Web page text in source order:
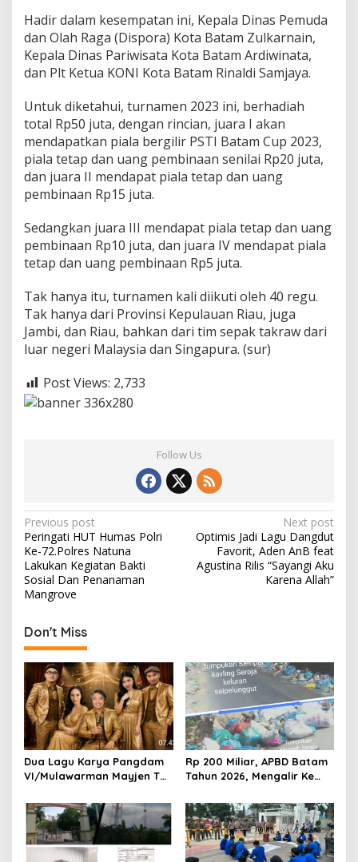
Hadir dalam kesempatan ini, Kepala Dinas Pemuda
dan Olah Raga (Dispora) Kota Batam Zulkarnain,
Kepala Dinas Pariwisata Kota Batam Ardiwinata,
dan Plt Ketua KONI Kota Batam Rinaldi Samjaya.
Untuk diketahui, turnamen 2023 ini, berhadiah
total Rp50 juta, dengan rincian, juara I akan
mendapatkan piala bergilir PSTI Batam Cup 2023,
piala tetap dan uang pembinaan senilai Rp20 juta,
dan juara II mendapat piala tetap dan uang
pembinaan Rp15 juta.
Sedangkan juara III mendapat piala tetap dan uang
pembinaan Rp10 juta, dan juara IV mendapat piala
tetap dan uang pembinaan Rp5 juta.
Tak hanya itu, turnamen kali diikuti oleh 40 regu.
Tak hanya dari Provinsi Kepulauan Riau, juga
Jambi, dan Riau, bahkan dari tim sepak takraw dari
luar negeri Malaysia dan Singapura. (sur)
Post Views: 2,733
Follow Us
P
o
s
t
a
v
i
g
a
t
i
n
Previous post
Peringati HUT Humas Polri
Ke-72.Polres Natuna
Lakukan Kegiatan Bakti
Sosial Dan Penanaman
Mangrove
Next post
Optimis Jadi Lagu Dangdut
Favorit, Aden AnB feat
Agustina Rilis “Sayangi Aku
Karena Allah”
Don't Miss
Dua Lagu Karya Pangdam
VI/Mulawarman Mayjen TNI
Singing Competition HUT
Ke-81 RI
Rp 200 Miliar, APBD Batam
Tahun 2026, Mengalir Ke
Batam, Belum Berhasil
Bereskan Sampah